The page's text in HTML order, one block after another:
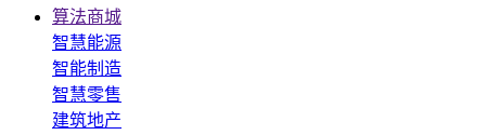
算法商城
智慧能源
智能制造
智慧零售
建筑地产